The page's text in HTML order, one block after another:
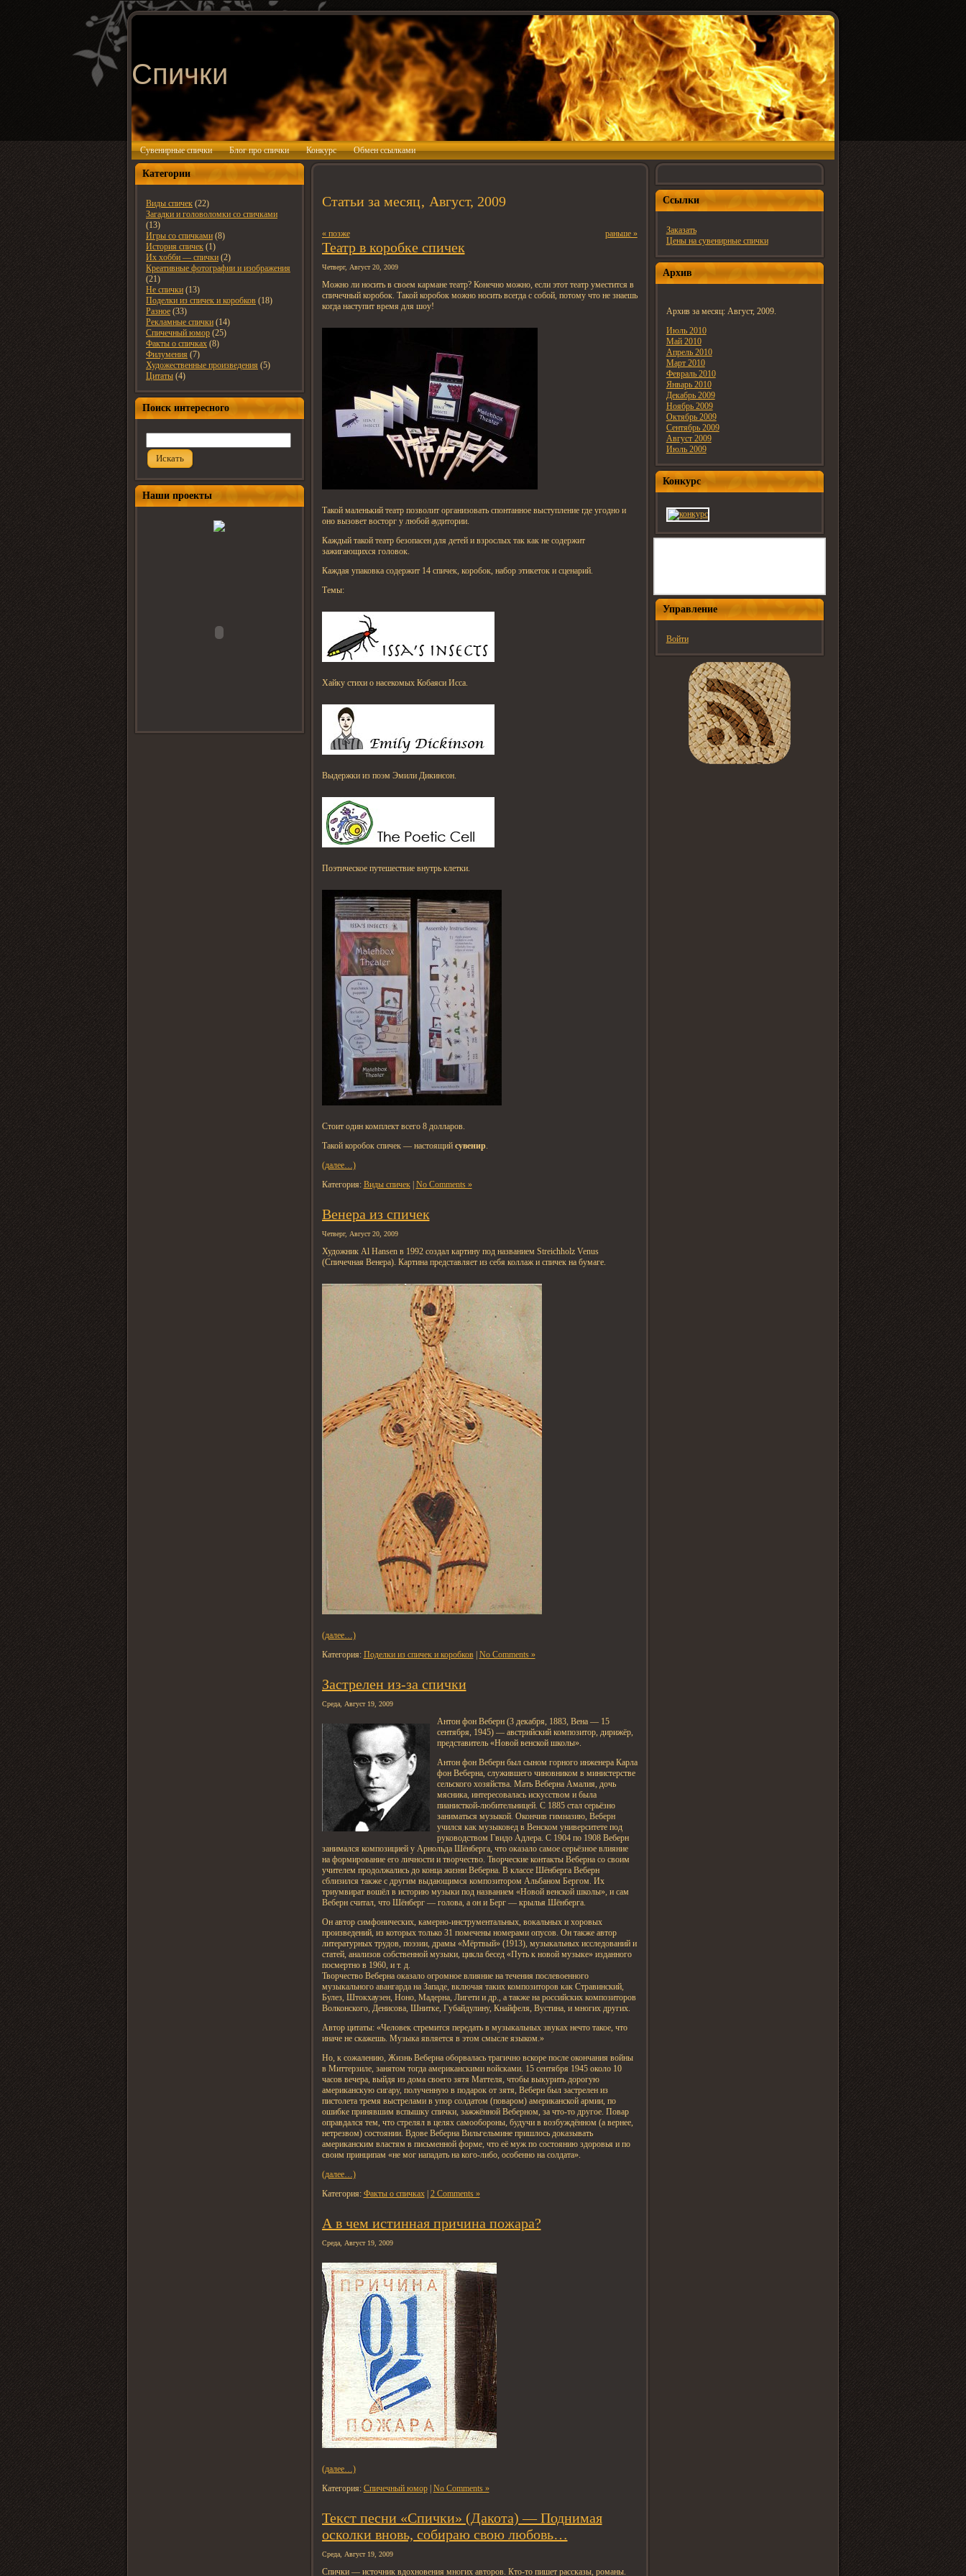
Спички
Сувенирные спички Блог про спички Конкурс Обмен ссылками
Категории
Виды спичек (22)
Загадки и головоломки со спичками
(13)
Игры со спичками (8)
История спичек (1)
Их хобби — спички (2)
Креативные фотографии и изображения
(21)
Не спички (13)
Поделки из спичек и коробков (18)
Разное (33)
Рекламные спички (14)
Спичечный юмор (25)
Факты о спичках (8)
Филумения (7)
Художественные произведения (5)
Цитаты (4)
Поиск интересного
Искать
Наши проекты
Статьи за месяц‚ Август, 2009
« позже раньше »
Театр в коробке спичек
Четверг, Август 20, 2009
Можно ли носить в своем кармане театр? Конечно можно, если этот театр уместится в
спичечный коробок. Такой коробок можно носить всегда с собой, потому что не знаешь
когда наступит время для шоу!
Такой маленький театр позволит организовать спонтанное выступление где угодно и
оно вызовет восторг у любой аудитории.
Каждый такой театр безопасен для детей и взрослых так как не содержит
зажигающихся головок.
Каждая упаковка содержит 14 спичек, коробок, набор этикеток и сценарий.
Темы:
Хайку стихи о насекомых Кобаяси Исса.
Выдержки из поэм Эмили Дикинсон.
Поэтическое путешествие внутрь клетки.
Стоит один комплект всего 8 долларов.
Такой коробок спичек — настоящий сувенир.
(далее…)
Категория: Виды спичек| No Comments »
Венера из спичек
Четверг, Август 20, 2009
Художник Al Hansen в 1992 создал картину под названием Streichholz Venus
(Спичечная Венера). Картина представляет из себя коллаж и спичек на бумаге.
(далее…)
Категория: Поделки из спичек и коробков| No Comments »
Застрелен из-за спички
Среда, Август 19, 2009
Антон фон Веберн (3 декабря, 1883, Вена — 15
сентября, 1945) — австрийский композитор, дирижёр,
представитель «Новой венской школы».
Антон фон Веберн был сыном горного инженера Карла
фон Веберна, служившего чиновником в министерстве
сельского хозяйства. Мать Веберна Амалия, дочь
мясника, интересовалась искусством и была
пианисткой-любительницей. С 1885 стал серьёзно
заниматься музыкой. Окончив гимназию, Веберн
учился как музыковед в Венском университете под
руководством Гвидо Адлера. С 1904 по 1908 Веберн
занимался композицией у Арнольда Шёнберга, что оказало самое серьёзное влияние
на формирование его личности и творчество. Творческие контакты Веберна со своим
учителем продолжались до конца жизни Веберна. В классе Шёнберга Веберн
сблизился также с другим выдающимся композитором Альбаном Бергом. Их
триумвират вошёл в историю музыки под названием «Новой венской школы», и сам
Веберн считал, что Шёнберг — голова, а он и Берг — крылья Шёнберга.
Он автор симфонических, камерно-инструментальных, вокальных и хоровых
произведений, из которых только 31 помечены номерами опусов. Он также автор
литературных трудов, поэзии, драмы «Мёртвый» (1913), музыкальных исследований и
статей, анализов собственной музыки, цикла бесед «Путь к новой музыке» изданного
посмертно в 1960, и т. д.
Творчество Веберна оказало огромное влияние на течения послевоенного
музыкального авангарда на Западе, включая таких композиторов как Стравинский,
Булез, Штокхаузен, Ноно, Мадерна, Лигети и др., а также на российских композиторов
Волконского, Денисова, Шнитке, Губайдулину, Кнайфеля, Вустина, и многих других.
Автор цитаты: «Человек стремится передать в музыкальных звуках нечто такое, что
иначе не скажешь. Музыка является в этом смысле языком.»
Но, к сожалению, Жизнь Веберна оборвалась трагично вскоре после окончания войны
в Миттерзиле, занятом тогда американскими войсками. 15 сентября 1945 около 10
часов вечера, выйдя из дома своего зятя Маттеля, чтобы выкурить дорогую
американскую сигару, полученную в подарок от зятя, Веберн был застрелен из
пистолета тремя выстрелами в упор солдатом (поваром) американской армии, по
ошибке принявшим вспышку спички, зажжённой Веберном, за что-то другое. Повар
оправдался тем, что стрелял в целях самообороны, будучи в возбуждённом (а вернее,
нетрезвом) состоянии. Вдове Веберна Вильгельмине пришлось доказывать
американским властям в письменной форме, что её муж по состоянию здоровья и по
своим принципам «не мог нападать на кого-либо, особенно на солдата».
(далее…)
Категория: Факты о спичках| 2 Comments »
А в чем истинная причина пожара?
Среда, Август 19, 2009
(далее…)
Категория: Спичечный юмор| No Comments »
Текст песни «Спички» (Дакота) — Поднимая
осколки вновь, собираю свою любовь…
Среда, Август 19, 2009
Спички — источник вдохновения многих авторов. Кто-то пишет рассказы, романы.
Ссылки
Заказать
Цены на сувенирные спички
Архив
Архив за месяц: Август, 2009.
Июль 2010
Май 2010
Апрель 2010
Март 2010
Февраль 2010
Январь 2010
Декабрь 2009
Ноябрь 2009
Октябрь 2009
Сентябрь 2009
Август 2009
Июль 2009
Конкурс
Управление
Войти